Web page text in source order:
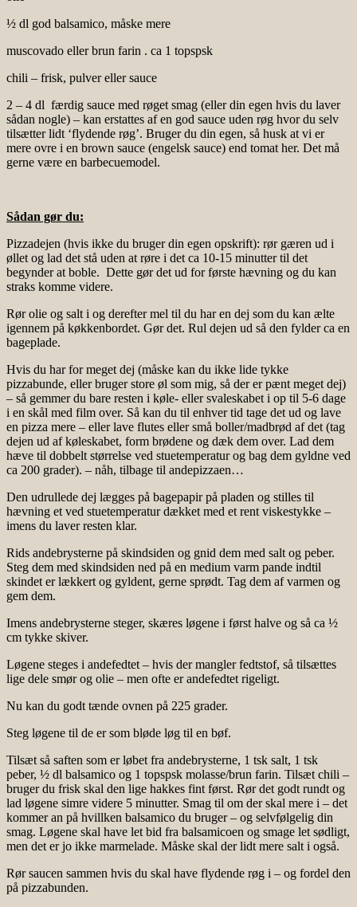
½ dl god balsamico, måske mere
muscovado eller brun farin . ca 1 topspsk
chili – frisk, pulver eller sauce
2 – 4 dl færdig sauce med røget smag (eller din egen hvis du laver
sådan nogle) – kan erstattes af en god sauce uden røg hvor du selv
tilsætter lidt ‘flydende røg’. Bruger du din egen, så husk at vi er
mere ovre i en brown sauce (engelsk sauce) end tomat her. Det må
gerne være en barbecuemodel.
Sådan gør du:
Pizzadejen (hvis ikke du bruger din egen opskrift): rør gæren ud i
øllet og lad det stå uden at røre i det ca 10-15 minutter til det
begynder at boble. Dette gør det ud for første hævning og du kan
straks komme videre.
Rør olie og salt i og derefter mel til du har en dej som du kan ælte
igennem på køkkenbordet. Gør det. Rul dejen ud så den fylder ca en
bageplade.
Hvis du har for meget dej (måske kan du ikke lide tykke
pizzabunde, eller bruger store øl som mig, så der er pænt meget dej)
– så gemmer du bare resten i køle- eller svaleskabet i op til 5-6 dage
i en skål med film over. Så kan du til enhver tid tage det ud og lave
en pizza mere – eller lave flutes eller små boller/madbrød af det (tag
dejen ud af køleskabet, form brødene og dæk dem over. Lad dem
hæve til dobbelt størrelse ved stuetemperatur og bag dem gyldne ved
ca 200 grader). – nåh, tilbage til andepizzaen…
Den udrullede dej lægges på bagepapir på pladen og stilles til
hævning et ved stuetemperatur dækket med et rent viskestykke –
imens du laver resten klar.
Rids andebrysterne på skindsiden og gnid dem med salt og peber.
Steg dem med skindsiden ned på en medium varm pande indtil
skindet er lækkert og gyldent, gerne sprødt. Tag dem af varmen og
gem dem.
Imens andebrysterne steger, skæres løgene i først halve og så ca ½
cm tykke skiver.
Løgene steges i andefedtet – hvis der mangler fedtstof, så tilsættes
lige dele smør og olie – men ofte er andefedtet rigeligt.
Nu kan du godt tænde ovnen på 225 grader.
Steg løgene til de er som bløde løg til en bøf.
Tilsæt så saften som er løbet fra andebrysterne, 1 tsk salt, 1 tsk
peber, ½ dl balsamico og 1 topspsk molasse/brun farin. Tilsæt chili –
bruger du frisk skal den lige hakkes fint først. Rør det godt rundt og
lad løgene simre videre 5 minutter. Smag til om der skal mere i – det
kommer an på hvillken balsamico du bruger – og selvfølgelig din
smag. Løgene skal have let bid fra balsamicoen og smage let sødligt,
men det er jo ikke marmelade. Måske skal der lidt mere salt i også.
Rør saucen sammen hvis du skal have flydende røg i – og fordel den
på pizzabunden.